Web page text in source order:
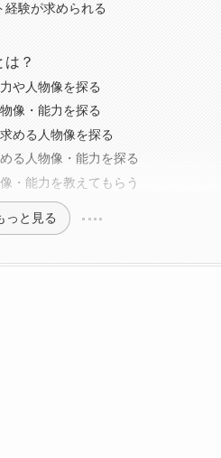
験が求められる
？
や人物像を探る
像・能力を探る
める人物像を探る
る人物像・能力を探る
・能力を教えてもらう
っと見る